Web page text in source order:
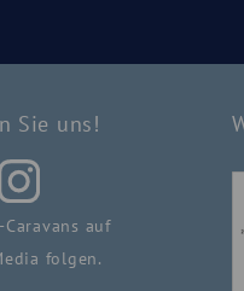
Sie uns!
Caravans auf
folgen.